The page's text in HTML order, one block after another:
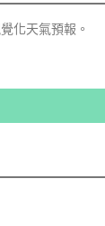
化天氣預報。